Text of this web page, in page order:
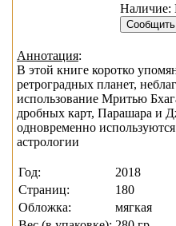
Наличие:
Аннотация:
В этой книге коротко
ретроградных планет,
использование Мритью
дробных карт, Парашара и
одновременно
астрологии
Год:
2018
Страниц:
180
Обложка:
мягкая